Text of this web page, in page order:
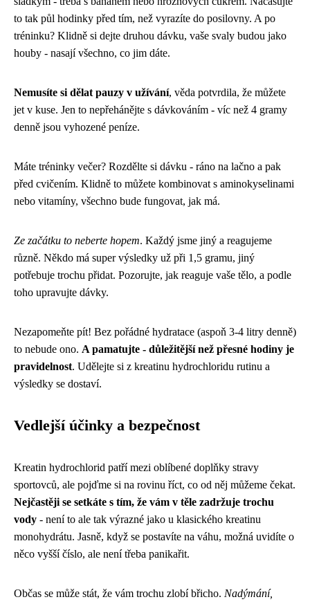
to tak půl hodinky před tím, než vyrazíte do posilovny. A po
tréninku? Klidně si dejte druhou dávku, vaše svaly budou jako
houby - nasají všechno, co jim dáte.
Nemusíte si dělat pauzy v užívání, věda potvrdila, že můžete
jet v kuse. Jen to nepřehánějte s dávkováním - víc než 4 gramy
denně jsou vyhozené peníze.
Máte tréninky večer? Rozdělte si dávku - ráno na lačno a pak
před cvičením. Klidně to můžete kombinovat s aminokyselinami
nebo vitamíny, všechno bude fungovat, jak má.
Ze začátku to neberte hopem. Každý jsme jiný a reagujeme
různě. Někdo má super výsledky už při 1,5 gramu, jiný
potřebuje trochu přidat. Pozorujte, jak reaguje vaše tělo, a podle
toho upravujte dávky.
Nezapomeňte pít! Bez pořádné hydratace (aspoň 3-4 litry denně)
to nebude ono. A pamatujte - důležitější než přesné hodiny je
pravidelnost. Udělejte si z kreatinu hydrochloridu rutinu a
výsledky se dostaví.
Vedlejší účinky a bezpečnost
Kreatin hydrochlorid patří mezi oblíbené doplňky stravy
sportovců, ale pojďme si na rovinu říct, co od něj můžeme čekat.
Nejčastěji se setkáte s tím, že vám v těle zadržuje trochu
vody - není to ale tak výrazné jako u klasického kreatinu
monohydrátu. Jasně, když se postavíte na váhu, možná uvidíte o
něco vyšší číslo, ale není třeba panikařit.
Občas se může stát, že vám trochu zlobí břicho. Nadýmání,